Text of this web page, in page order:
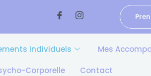
Individuels Mes
Corporelle Contact